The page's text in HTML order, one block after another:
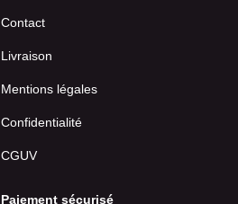
Contact
Livraison
Mentions légales
Confidentialité
CGUV
Paiement sécurisé